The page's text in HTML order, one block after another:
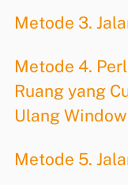
Metode 3.
Metode 4.
Ruang yang
Ulang
Metode 5.